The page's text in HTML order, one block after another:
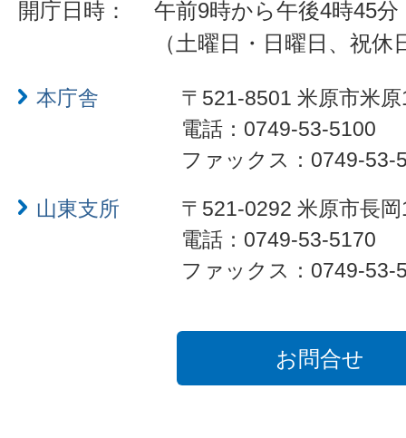
開庁日時：
午前9時から午後4時45分
（土曜日・日曜日、祝
本庁舎
〒521-8501 米原市米
電話：0749-53-5100
ファックス：0749-53-
山東支所
〒521-0292 米原市長
電話：0749-53-5170
ファックス：0749-53-
お問合せ